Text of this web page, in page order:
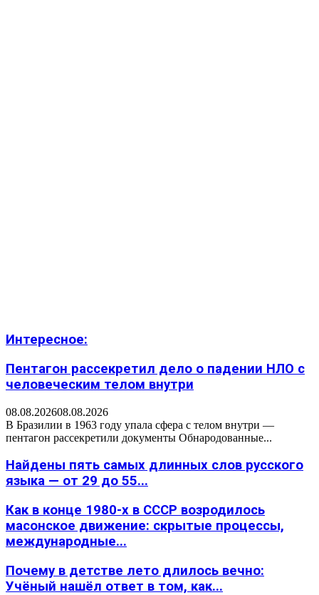
Интересное:
Пентагон рассекретил дело о падении НЛО с
человеческим телом внутри
08.08.202608.08.2026
В Бразилии в 1963 году упала сфера с телом внутри —
пентагон рассекретили документы Обнародованные...
Найдены пять самых длинных слов русского
языка — от 29 до 55...
Как в конце 1980-х в СССР возродилось
масонское движение: скрытые процессы,
международные...
Почему в детстве лето длилось вечно:
Учёный нашёл ответ в том, как...